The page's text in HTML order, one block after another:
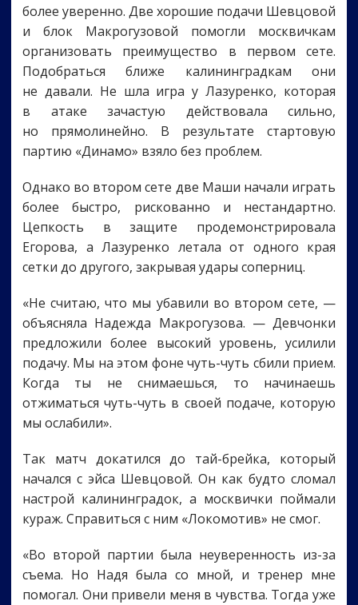
более уверенно. Две хорошие подачи Шевцовой
и блок Макрогузовой помогли москвичкам
организовать преимущество в первом сете.
Подобраться ближе калининградкам они
не давали. Не шла игра у Лазуренко, которая
в атаке зачастую действовала сильно,
но прямолинейно. В результате стартовую
партию «Динамо» взяло без проблем.
Однако во втором сете две Маши начали играть
более быстро, рискованно и нестандартно.
Цепкость в защите продемонстрировала
Егорова, а Лазуренко летала от одного края
сетки до другого, закрывая удары соперниц.
«Не считаю, что мы убавили во втором сете, —
объясняла Надежда Макрогузова. — Девчонки
предложили более высокий уровень, усилили
подачу. Мы на этом фоне чуть-чуть сбили прием.
Когда ты не снимаешься, то начинаешь
отжиматься чуть-чуть в своей подаче, которую
мы ослабили».
Так матч докатился до тай-брейка, который
начался с эйса Шевцовой. Он как будто сломал
настрой калининградок, а москвички поймали
кураж. Справиться с ним «Локомотив» не смог.
«Во второй партии была неуверенность из-за
съема. Но Надя была со мной, и тренер мне
помогал. Они привели меня в чувства. Тогда уже